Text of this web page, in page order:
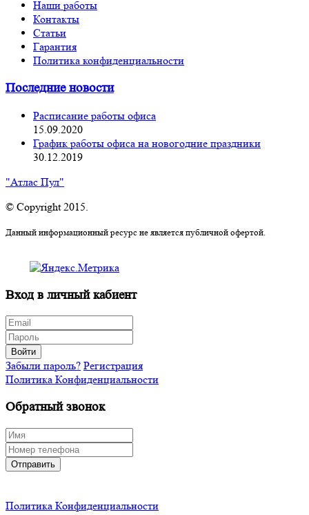
Наши работы
Контакты
Статьи
Гарантия
Политика конфиденциальности
Последние новости
Расписание работы офиса
15.09.2020
График работы офиса на новогодние праздники
30.12.2019
"Атлас Пул"
© Copyright 2015.
Данный информационный ресурс не является публичной офертой.
Вход в личный кабиент
Войти
Забыли пароль? Регистрация
Политика Конфиденциальности
Обратный звонок
Отправить
Политика Конфиденциальности